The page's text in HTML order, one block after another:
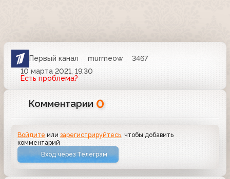
Первый канал murmeow
3467
10 марта 2021, 19:30
Есть проблема?
Комментарии 0
Войдите илизарегистрируйтесь , чтобы добавить
комментарий
Вход через Телеграм